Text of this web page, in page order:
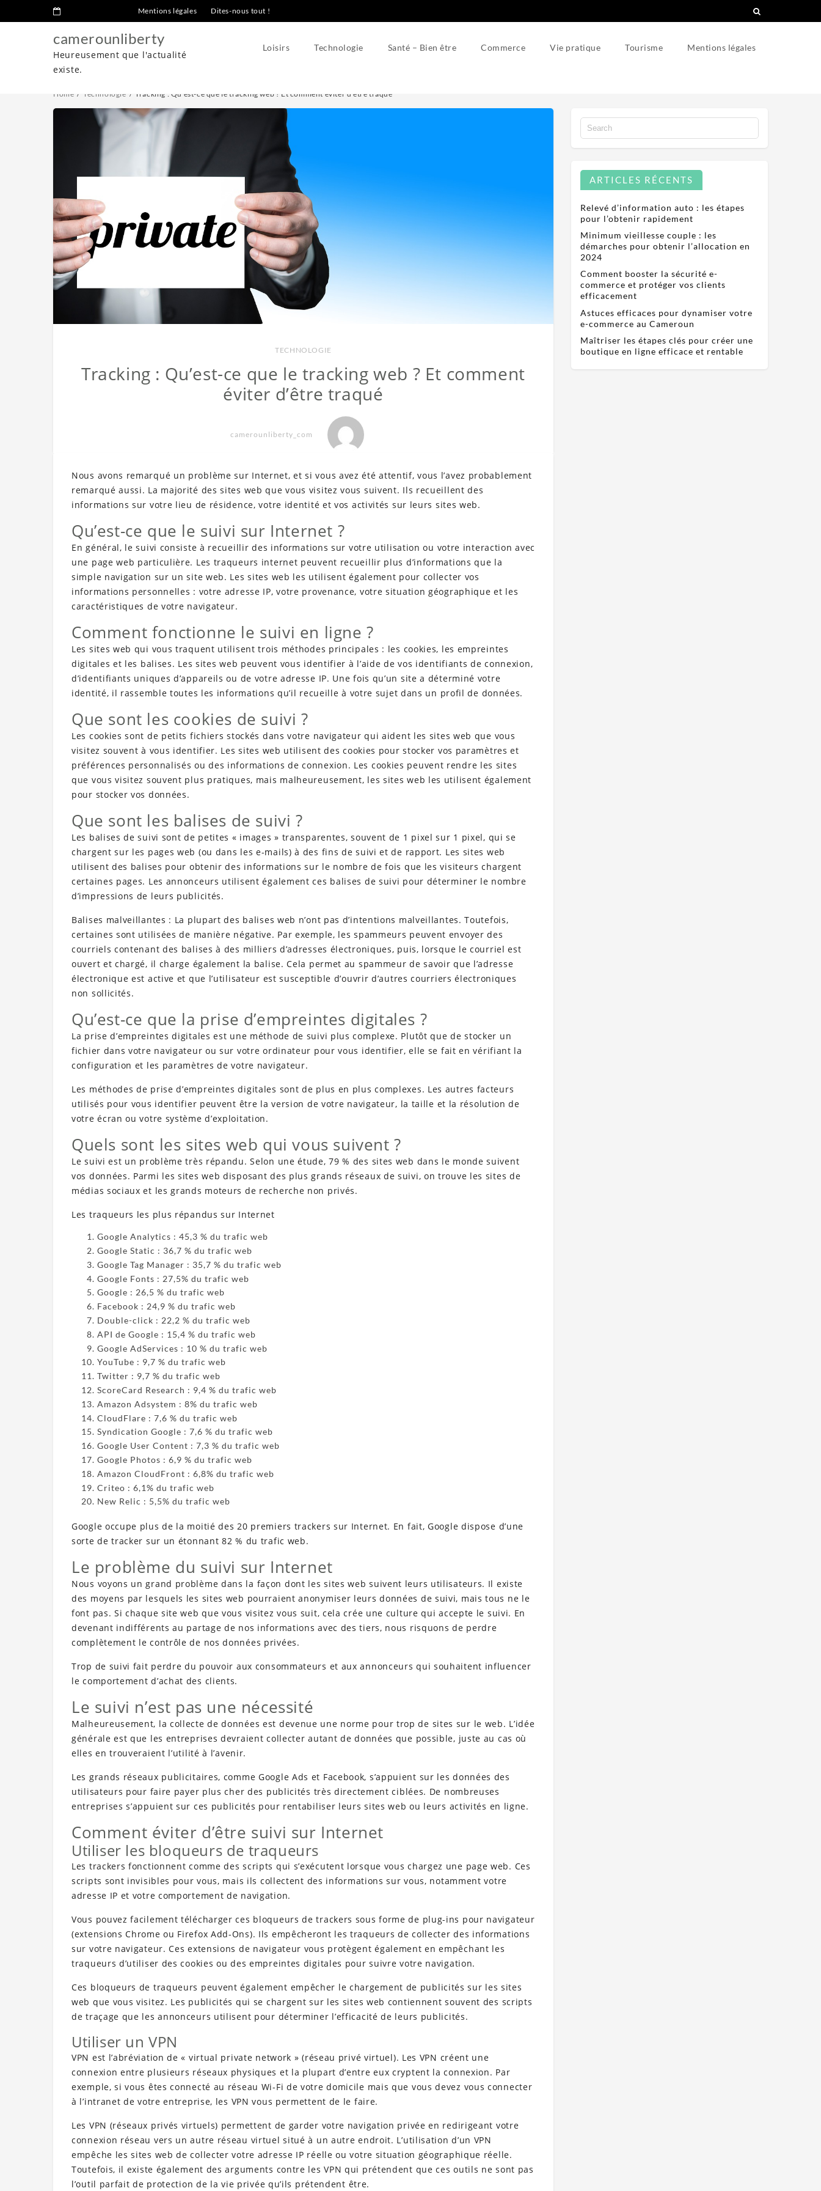
Mentions légales Dites-nous tout !
camerounliberty
Heureusement que l'actualité
existe.
Loisirs Technologie Santé – Bien être Commerce Vie pratique Tourisme Mentions légales
Home Technologie Tracking : Qu’est-ce que le tracking web ? Et comment éviter d’être traqué
TECHNOLOGIE
Tracking : Qu’est-ce que le tracking web ? Et comment
éviter d’être traqué
camerounliberty_com
Nous avons remarqué un problème sur Internet, et si vous avez été attentif, vous l’avez probablement
remarqué aussi. La majorité des sites web que vous visitez vous suivent. Ils recueillent des
informations sur votre lieu de résidence, votre identité et vos activités sur leurs sites web.
Qu’est-ce que le suivi sur Internet ?
En général, le suivi consiste à recueillir des informations sur votre utilisation ou votre interaction avec
une page web particulière. Les traqueurs internet peuvent recueillir plus d’informations que la
simple navigation sur un site web. Les sites web les utilisent également pour collecter vos
informations personnelles : votre adresse IP, votre provenance, votre situation géographique et les
caractéristiques de votre navigateur.
Comment fonctionne le suivi en ligne ?
Les sites web qui vous traquent utilisent trois méthodes principales : les cookies, les empreintes
digitales et les balises. Les sites web peuvent vous identifier à l’aide de vos identifiants de connexion,
d’identifiants uniques d’appareils ou de votre adresse IP. Une fois qu’un site a déterminé votre
identité, il rassemble toutes les informations qu’il recueille à votre sujet dans un profil de données.
Que sont les cookies de suivi ?
Les cookies sont de petits fichiers stockés dans votre navigateur qui aident les sites web que vous
visitez souvent à vous identifier. Les sites web utilisent des cookies pour stocker vos paramètres et
préférences personnalisés ou des informations de connexion. Les cookies peuvent rendre les sites
que vous visitez souvent plus pratiques, mais malheureusement, les sites web les utilisent également
pour stocker vos données.
Que sont les balises de suivi ?
Les balises de suivi sont de petites « images » transparentes, souvent de 1 pixel sur 1 pixel, qui se
chargent sur les pages web (ou dans les e-mails) à des fins de suivi et de rapport. Les sites web
utilisent des balises pour obtenir des informations sur le nombre de fois que les visiteurs chargent
certaines pages. Les annonceurs utilisent également ces balises de suivi pour déterminer le nombre
d’impressions de leurs publicités.
Balises malveillantes : La plupart des balises web n’ont pas d’intentions malveillantes. Toutefois,
certaines sont utilisées de manière négative. Par exemple, les spammeurs peuvent envoyer des
courriels contenant des balises à des milliers d’adresses électroniques, puis, lorsque le courriel est
ouvert et chargé, il charge également la balise. Cela permet au spammeur de savoir que l’adresse
électronique est active et que l’utilisateur est susceptible d’ouvrir d’autres courriers électroniques
non sollicités.
Qu’est-ce que la prise d’empreintes digitales ?
La prise d’empreintes digitales est une méthode de suivi plus complexe. Plutôt que de stocker un
fichier dans votre navigateur ou sur votre ordinateur pour vous identifier, elle se fait en vérifiant la
configuration et les paramètres de votre navigateur.
Les méthodes de prise d’empreintes digitales sont de plus en plus complexes. Les autres facteurs
utilisés pour vous identifier peuvent être la version de votre navigateur, la taille et la résolution de
votre écran ou votre système d’exploitation.
Quels sont les sites web qui vous suivent ?
Le suivi est un problème très répandu. Selon une étude, 79 % des sites web dans le monde suivent
vos données. Parmi les sites web disposant des plus grands réseaux de suivi, on trouve les sites de
médias sociaux et les grands moteurs de recherche non privés.
Les traqueurs les plus répandus sur Internet
Google Analytics : 45,3 % du trafic web
Google Static : 36,7 % du trafic web
Google Tag Manager : 35,7 % du trafic web
Google Fonts : 27,5% du trafic web
Google : 26,5 % du trafic web
Facebook : 24,9 % du trafic web
Double-click : 22,2 % du trafic web
API de Google : 15,4 % du trafic web
Google AdServices : 10 % du trafic web
YouTube : 9,7 % du trafic web
Twitter : 9,7 % du trafic web
ScoreCard Research : 9,4 % du trafic web
Amazon Adsystem : 8% du trafic web
CloudFlare : 7,6 % du trafic web
Syndication Google : 7,6 % du trafic web
Google User Content : 7,3 % du trafic web
Google Photos : 6,9 % du trafic web
Amazon CloudFront : 6,8% du trafic web
Criteo : 6,1% du trafic web
New Relic : 5,5% du trafic web
Google occupe plus de la moitié des 20 premiers trackers sur Internet. En fait, Google dispose d’une
sorte de tracker sur un étonnant 82 % du trafic web.
Le problème du suivi sur Internet
Nous voyons un grand problème dans la façon dont les sites web suivent leurs utilisateurs. Il existe
des moyens par lesquels les sites web pourraient anonymiser leurs données de suivi, mais tous ne le
font pas. Si chaque site web que vous visitez vous suit, cela crée une culture qui accepte le suivi. En
devenant indifférents au partage de nos informations avec des tiers, nous risquons de perdre
complètement le contrôle de nos données privées.
Trop de suivi fait perdre du pouvoir aux consommateurs et aux annonceurs qui souhaitent influencer
le comportement d’achat des clients.
Le suivi n’est pas une nécessité
Malheureusement, la collecte de données est devenue une norme pour trop de sites sur le web. L’idée
générale est que les entreprises devraient collecter autant de données que possible, juste au cas où
elles en trouveraient l’utilité à l’avenir.
Les grands réseaux publicitaires, comme Google Ads et Facebook, s’appuient sur les données des
utilisateurs pour faire payer plus cher des publicités très directement ciblées. De nombreuses
entreprises s’appuient sur ces publicités pour rentabiliser leurs sites web ou leurs activités en ligne.
Comment éviter d’être suivi sur Internet
Utiliser les bloqueurs de traqueurs
Les trackers fonctionnent comme des scripts qui s’exécutent lorsque vous chargez une page web. Ces
scripts sont invisibles pour vous, mais ils collectent des informations sur vous, notamment votre
adresse IP et votre comportement de navigation.
Vous pouvez facilement télécharger ces bloqueurs de trackers sous forme de plug-ins pour navigateur
(extensions Chrome ou Firefox Add-Ons). Ils empêcheront les traqueurs de collecter des informations
sur votre navigateur. Ces extensions de navigateur vous protègent également en empêchant les
traqueurs d’utiliser des cookies ou des empreintes digitales pour suivre votre navigation.
Ces bloqueurs de traqueurs peuvent également empêcher le chargement de publicités sur les sites
web que vous visitez. Les publicités qui se chargent sur les sites web contiennent souvent des scripts
de traçage que les annonceurs utilisent pour déterminer l’efficacité de leurs publicités.
Utiliser un VPN
VPN est l’abréviation de « virtual private network » (réseau privé virtuel). Les VPN créent une
connexion entre plusieurs réseaux physiques et la plupart d’entre eux cryptent la connexion. Par
exemple, si vous êtes connecté au réseau Wi-Fi de votre domicile mais que vous devez vous connecter
à l’intranet de votre entreprise, les VPN vous permettent de le faire.
Les VPN (réseaux privés virtuels) permettent de garder votre navigation privée en redirigeant votre
connexion réseau vers un autre réseau virtuel situé à un autre endroit. L’utilisation d’un VPN
empêche les sites web de collecter votre adresse IP réelle ou votre situation géographique réelle.
Toutefois, il existe également des arguments contre les VPN qui prétendent que ces outils ne sont pas
l’outil parfait de protection de la vie privée qu’ils prétendent être.
ARTICLES RÉCENTS
Relevé d’information auto : les étapes
pour l’obtenir rapidement
Minimum vieillesse couple : les
démarches pour obtenir l’allocation en
2024
Comment booster la sécurité e-
commerce et protéger vos clients
efficacement
Astuces efficaces pour dynamiser votre
e-commerce au Cameroun
Maîtriser les étapes clés pour créer une
boutique en ligne efficace et rentable